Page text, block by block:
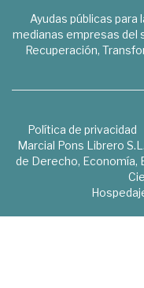
Ayudas públicas para
medianas empresas del
Recuperación,
Política de privacidad
Marcial Pons Librero
de Derecho, Economía,